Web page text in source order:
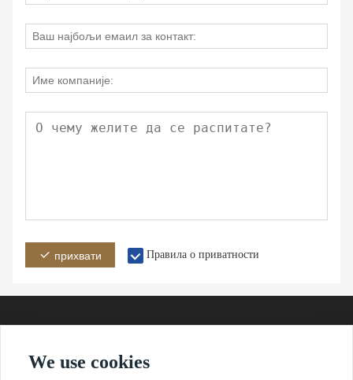
прихвати Правила о приватности
Адреса
We use cookies